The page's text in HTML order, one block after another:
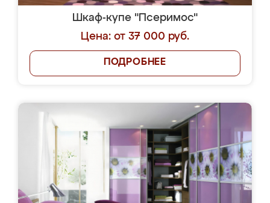
Шкаф-купе "Псеримос"
Цена: от 37 000 руб.
ПОДРОБНЕЕ